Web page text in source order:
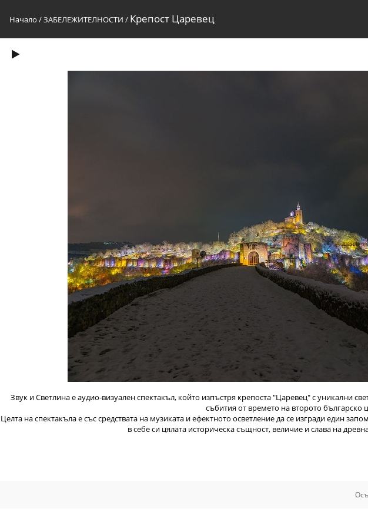
Начало /ЗАБЕЛЕЖИТЕЛНОСТИ / Крепост Царевец
Звук и Светлина е аудио-визуален спектакъл, който изпъстря крепоста "Царевец" с уникални
събития от времето на второто българско
Целта на спектакъла е със средствата на музиката и ефектното осветление да се изгради един
в себе си цялата историческа същност, величие и слава на